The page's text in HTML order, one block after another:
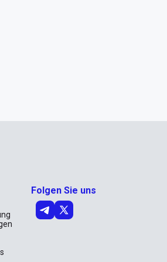
Folgen Sie uns